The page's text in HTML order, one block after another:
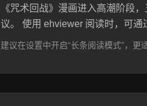
《咒术回战》漫画进入高潮阶段
议。 使用 ehviewer 阅读时，可通
建议在设置中开启“长条阅读模式”，更